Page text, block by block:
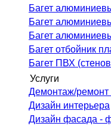
Багет
Багет
Багет
Багет отбойник
Багет ПВХ
Услуги
Демонтаж/ремонт
Дизайн интерьера
Дизайн фасада -